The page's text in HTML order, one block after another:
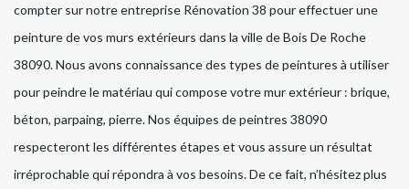
compter sur notre entreprise Rénovation 38 pour effectuer une
peinture de vos murs extérieurs dans la ville de Bois De Roche
38090. Nous avons connaissance des types de peintures à utiliser
pour peindre le matériau qui compose votre mur extérieur : brique,
béton, parpaing, pierre. Nos équipes de peintres 38090
respecteront les différentes étapes et vous assure un résultat
irréprochable qui répondra à vos besoins. De ce fait, n’hésitez plus